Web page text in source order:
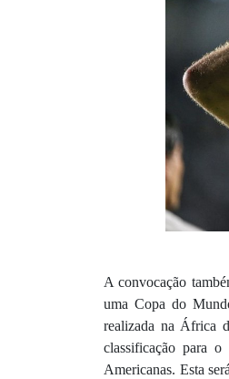
A convocação
uma Copa do
realizada na África
classificação para
Americanas. Esta